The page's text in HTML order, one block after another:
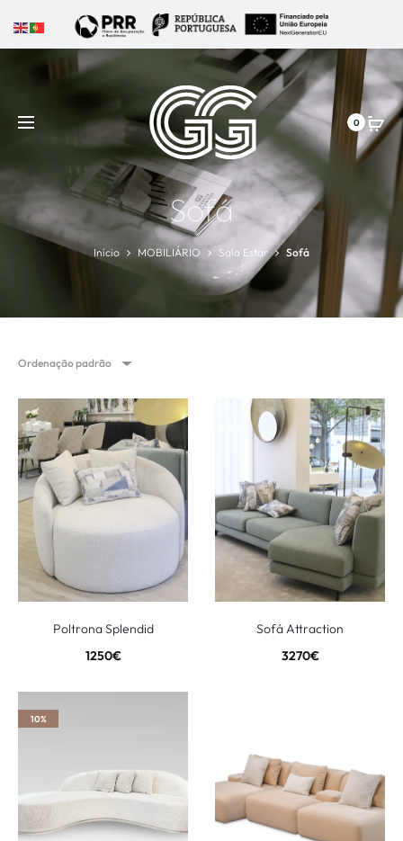
0
Sofá
Início MOBILIÁRIO Sala Estar Sofá
Ordenação padrão
Poltrona Splendid
1250€
Sofá Attraction
3270€
10%